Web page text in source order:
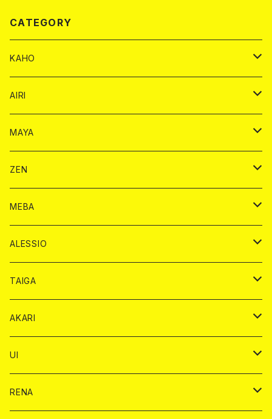
CATEGORY
KAHO
シャンパンカード
モエシャンドン カード
ヴーヴクリコ カード
BAIKA カード
ノーマル カード
プレミアム カード
ドリンク カード
１ドリンクカード
ショット
チェキ カード
チェキ １５００円
AIRI
シャンパン カード
モエシャンドン カード
ヴーヴクリコ カード
BAIKA カード
ノーマル カード
プレミアム カード
ドリンク カード
１ドリンク カード
ショット
チェキ カード
チェキ １５００円
MAYA
ドリンク
1ドリンク
ショット
チェキ
BAIKA
ZEN
ドリンク
シャンパン
ショット
チェキ
BAIKA
MEBA
ドリンク
シャンパンカード
ドリンクカード
チップ
チェキ
ALESSIO
ドリンク
シャンパン
1ドリンク
チップ
TAIGA
ドリンク
シャンパン
1ドリンク
チップ
AKARI
ドリンク
1ドリンク
UI
バイカ
RENA